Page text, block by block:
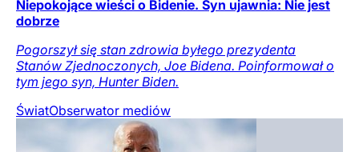
Niepokojące wieści o Bidenie. Syn ujawnia: Nie jest
dobrze
Pogorszył się stan zdrowia byłego prezydenta
Stanów Zjednoczonych, Joe Bidena. Poinformował o
tym jego syn, Hunter Biden.
ŚwiatObserwator mediów